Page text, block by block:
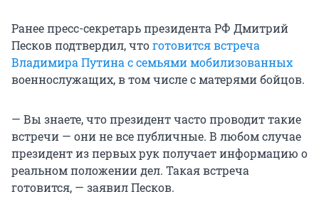
Ранее пресс-секретарь президента РФ Дмитрий
Песков подтвердил, чтоготовится встреча
Владимира Путина с семьями мобилизованных
военнослужащих, в том числе с матерями бойцов.
— Вы знаете, что президент часто проводит такие
встречи — они не все публичные. В любом случае
президент из первых рук получает информацию о
реальном положении дел. Такая встреча
готовится, — заявил Песков.